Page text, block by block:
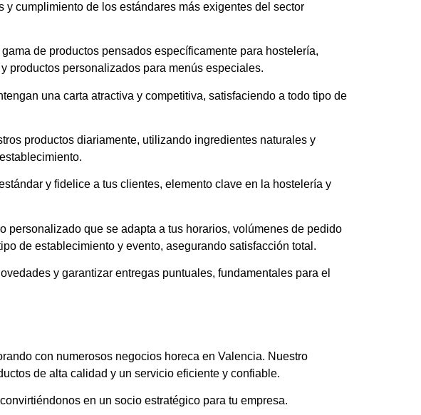
cumplimiento de los estándares más exigentes del sector
de productos pensados específicamente para hostelería,
productos personalizados para menús especiales.
una carta atractiva y competitiva, satisfaciendo a todo tipo de
productos diariamente, utilizando ingredientes naturales y
y fidelice a tus clientes, elemento clave en la hostelería y
que se adapta a tus horarios, volúmenes de pedido
de establecimiento y evento, asegurando satisfacción total.
y garantizar entregas puntuales, fundamentales para el
con numerosos negocios horeca en Valencia. Nuestro
de alta calidad y un servicio eficiente y confiable.
en un socio estratégico para tu empresa.